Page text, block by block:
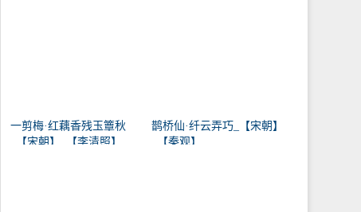
一剪梅·红藕香残玉簟秋
_【宋朝】_【李清照】
鹊桥仙·纤云弄巧_【宋朝】
_【秦观】